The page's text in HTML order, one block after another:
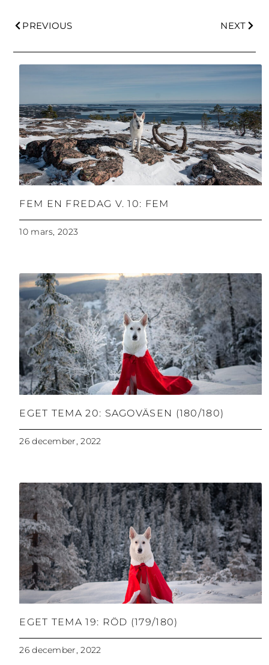
PREVIOUS NEXT
FEM EN FREDAG V. 10: FEM
10 mars, 2023
EGET TEMA 20: SAGOVÄSEN (180/180)
26 december, 2022
EGET TEMA 19: RÖD (179/180)
26 december, 2022